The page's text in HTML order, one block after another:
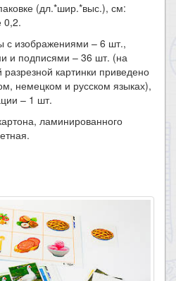
(дл.*шир.*выс.), см:
0,2.
с изображениями – 6 шт.,
и подписями – 36 шт. (на
картинки приведено
немецком и русском языках),
– 1 шт.
ламинированного